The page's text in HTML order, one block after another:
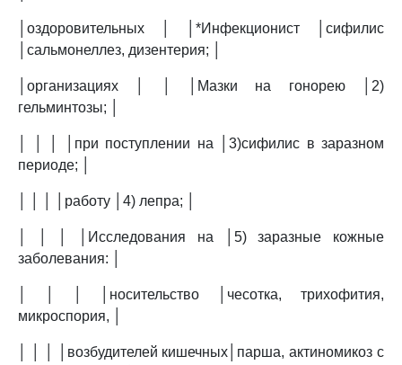
│оздоровительных │ │*Инфекционист │сифилис
│сальмонеллез, дизентерия; │
│организациях │ │ │Мазки на гонорею │2)
гельминтозы; │
│ │ │ │при поступлении на │3)сифилис в заразном
периоде; │
│ │ │ │работу │4) лепра; │
│ │ │ │Исследования на │5) заразные кожные
заболевания: │
│ │ │ │носительство │чесотка, трихофития,
микроспория, │
│ │ │ │возбудителей кишечных│парша, актиномикоз с